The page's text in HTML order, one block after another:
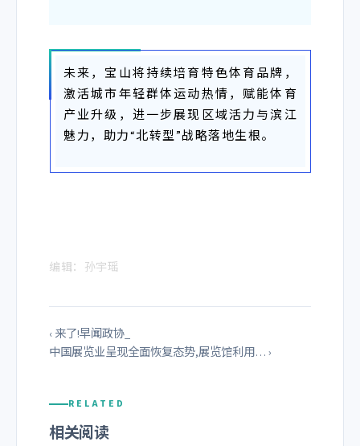
未来，宝山将持续培育特色体育品牌，
激活城市年轻群体运动热情，赋能体育
产业升级，进一步展现区域活力与滨江
魅力，助力“北转型”战略落地生根。
编辑：孙宇瑶
‹ 来了!早闻政协_
中国展览业呈现全面恢复态势,展览馆利用… ›
RELATED
相关阅读